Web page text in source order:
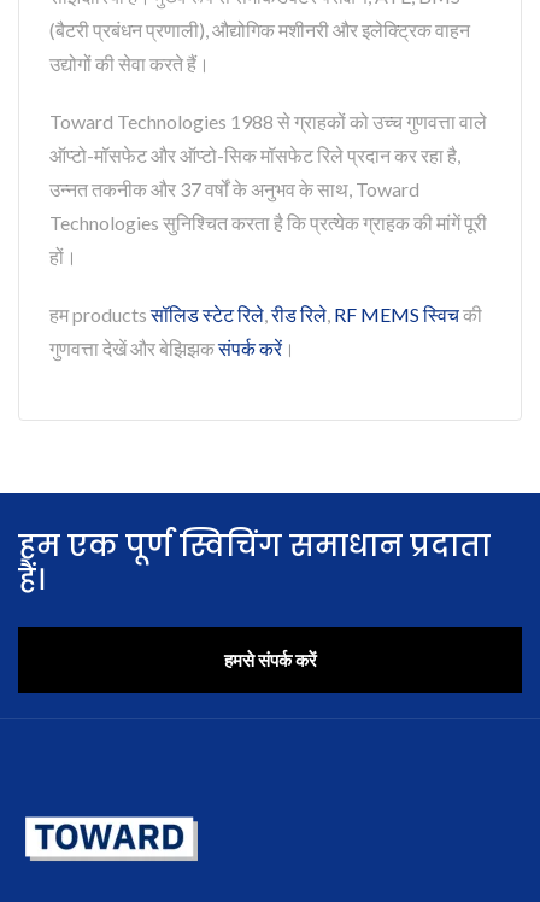
(बैटरी प्रबंधन प्रणाली), औद्योगिक मशीनरी और इलेक्ट्रिक वाहन
उद्योगों की सेवा करते हैं।
Toward Technologies 1988 से ग्राहकों को उच्च गुणवत्ता वाले
ऑप्टो-मॉसफेट और ऑप्टो-सिक मॉसफेट रिले प्रदान कर रहा है,
उन्नत तकनीक और 37 वर्षों के अनुभव के साथ, Toward
Technologies सुनिश्चित करता है कि प्रत्येक ग्राहक की मांगें पूरी
हों।
हम productsसॉलिड स्टेट रिले,रीड रिले, RF MEMS स्विचकी
गुणवत्ता देखें और बेझिझकसंपर्क करें।
हम एक पूर्ण स्विचिंग समाधान प्रदाता
हैं।
हमसे संपर्क करें